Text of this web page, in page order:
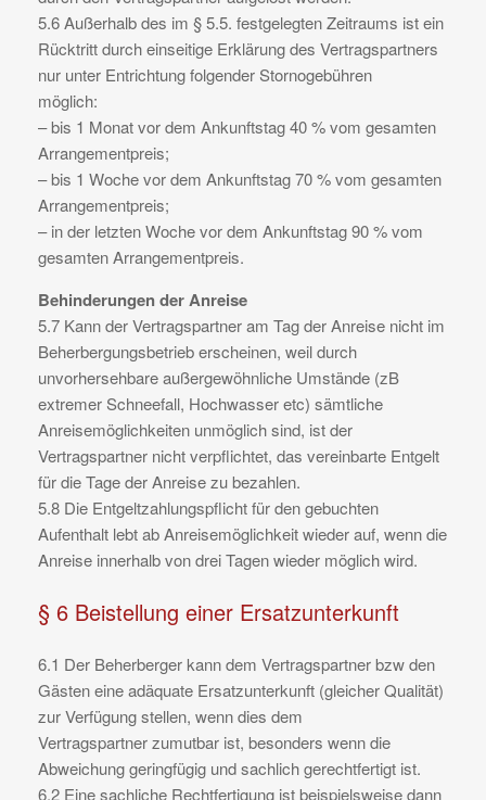
5.6 Außerhalb des im § 5.5. festgelegten Zeitraums ist ein
Rücktritt durch einseitige Erklärung des Vertragspartners
nur unter Entrichtung folgender Stornogebühren
möglich:
– bis 1 Monat vor dem Ankunftstag 40 % vom gesamten
Arrangementpreis;
– bis 1 Woche vor dem Ankunftstag 70 % vom gesamten
Arrangementpreis;
– in der letzten Woche vor dem Ankunftstag 90 % vom
gesamten Arrangementpreis.
Behinderungen der Anreise
5.7 Kann der Vertragspartner am Tag der Anreise nicht im
Beherbergungsbetrieb erscheinen, weil durch
unvorhersehbare außergewöhnliche Umstände (zB
extremer Schneefall, Hochwasser etc) sämtliche
Anreisemöglichkeiten unmöglich sind, ist der
Vertragspartner nicht verpflichtet, das vereinbarte Entgelt
für die Tage der Anreise zu bezahlen.
5.8 Die Entgeltzahlungspflicht für den gebuchten
Aufenthalt lebt ab Anreisemöglichkeit wieder auf, wenn die
Anreise innerhalb von drei Tagen wieder möglich wird.
§ 6 Beistellung einer Ersatzunterkunft
6.1 Der Beherberger kann dem Vertragspartner bzw den
Gästen eine adäquate Ersatzunterkunft (gleicher Qualität)
zur Verfügung stellen, wenn dies dem
Vertragspartner zumutbar ist, besonders wenn die
Abweichung geringfügig und sachlich gerechtfertigt ist.
6.2 Eine sachliche Rechtfertigung ist beispielsweise dann